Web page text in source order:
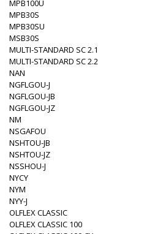
MPB100U
MPB30S
MPB30SU
MSB30S
MULTI-STANDARD SC 2.1
MULTI-STANDARD SC 2.2
NAN
NGFLGOU-J
NGFLGOU-JB
NGFLGOU-JZ
NM
NSGAFOU
NSHTOU-JB
NSHTOU-JZ
NSSHOU-J
NYCY
NYM
NYY-J
OLFLEX CLASSIC
OLFLEX CLASSIC 100